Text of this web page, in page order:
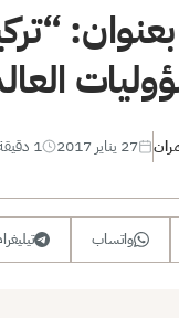
27 يناير 2017 1 دقيقة قراءة
واتساب